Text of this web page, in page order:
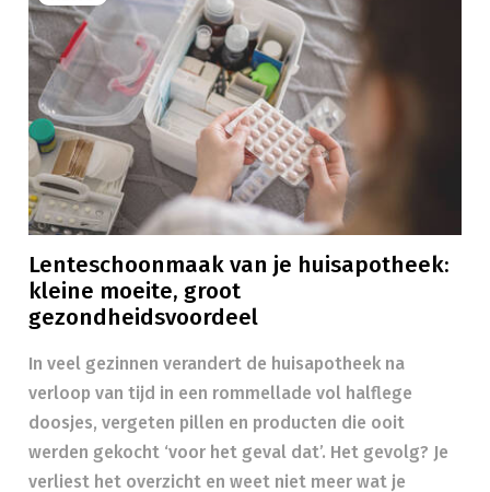
Lenteschoonmaak van je huisapotheek:
kleine moeite, groot
gezondheidsvoordeel
In veel gezinnen verandert de huisapotheek na
verloop van tijd in een rommellade vol halflege
doosjes, vergeten pillen en producten die ooit
werden gekocht ‘voor het geval dat’. Het gevolg? Je
verliest het overzicht en weet niet meer wat je